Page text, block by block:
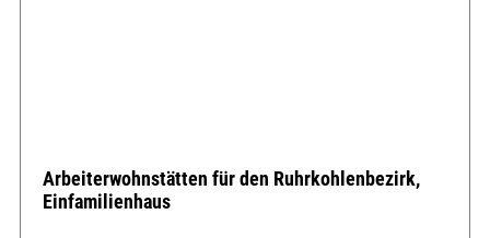
Arbeiterwohnstätten für den Ruhrkohlenbezirk,
Einfamilienhaus